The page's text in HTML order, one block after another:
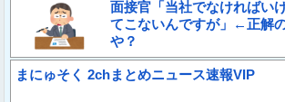
面接官「当社でなければい
てこないんですが」←正解
や？
まにゅそく 2chまとめニュース速報VIP